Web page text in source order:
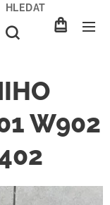
HLEDAT
W902